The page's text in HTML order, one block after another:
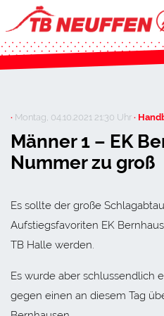
· Montag, 04.10.2021 21:30 Uhr·
Männer 1 – EK
Nummer zu groß
Es sollte der große
Aufstiegsfavoriten EK
TB Halle werden.
Es wurde aber schlussendlich
gegen einen an diesem Tag